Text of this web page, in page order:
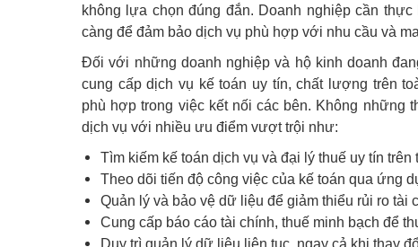
không lựa chọn đúng đắn. Doanh nghiệp cần
càng để đảm bảo dịch vụ phù hợp với nhu cầu và
Đối với những doanh nghiệp và hộ kinh doanh
cung cấp dịch vụ kế toán uy tín, chất lượng trên
phù hợp trong việc kết nối các bên. Không những
dịch vụ với nhiều ưu điểm vượt trội như:
Tìm kiếm kế toán dịch vụ và đại lý thuế uy tín trên
Theo dõi tiến độ công việc của kế toán qua ứng
Quản lý và bảo vệ dữ liệu để giảm thiểu rủi ro tài
Cung cấp báo cáo tài chính, thuế minh bạch để
Duy trì quản lý dữ liệu liên tục, ngay cả khi thay